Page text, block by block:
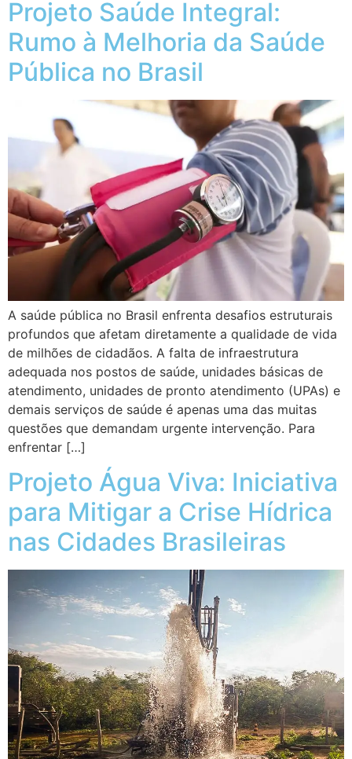
Projeto Saúde Integral:
Rumo à Melhoria da Saúde
Pública no Brasil
A saúde pública no Brasil enfrenta desafios estruturais
profundos que afetam diretamente a qualidade de vida
de milhões de cidadãos. A falta de infraestrutura
adequada nos postos de saúde, unidades básicas de
atendimento, unidades de pronto atendimento (UPAs) e
demais serviços de saúde é apenas uma das muitas
questões que demandam urgente intervenção. Para
enfrentar […]
Projeto Água Viva: Iniciativa
para Mitigar a Crise Hídrica
nas Cidades Brasileiras